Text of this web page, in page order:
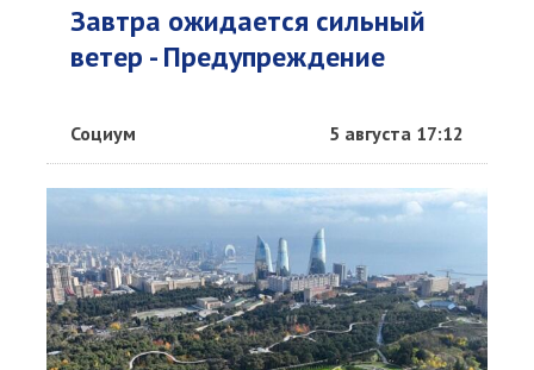
Завтра ожидается сильный
ветер - Предупреждение
Социум 5 августа 17:12